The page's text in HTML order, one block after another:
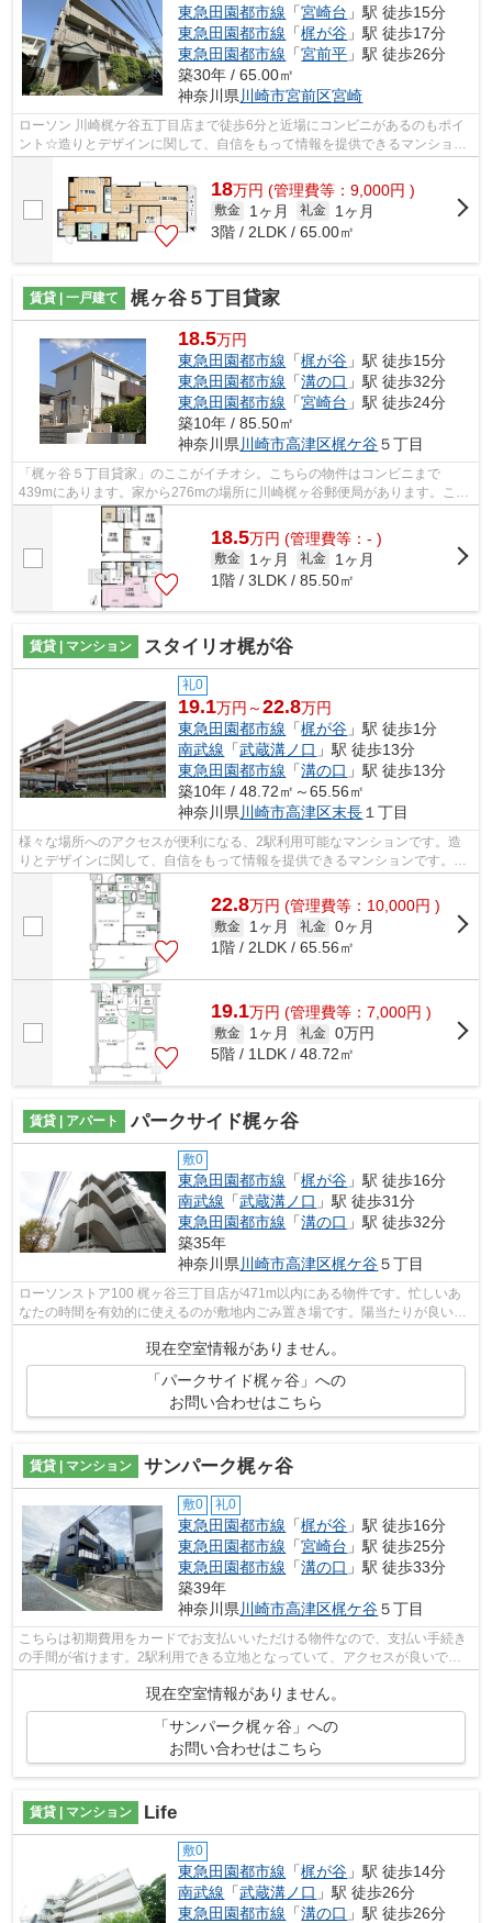
東急田園都市線 「宮崎台 」駅 徒歩15分
東急田園都市線 「梶が谷 」駅 徒歩17分
東急田園都市線 「宮前平 」駅 徒歩26分
築30年 / 65.00㎡
神奈川県川崎市宮前区宮崎
ローソン 川崎梶ケ谷五丁目店まで徒歩6分と近場にコンビニがあるのもポイ
ント☆造りとデザインに関して、自信をもって情報を提供できるマンション
18万円 (管理費等：9,000円 )
敷金 1ヶ月 礼金
1ヶ月
3階 / 2LDK / 65.00㎡
賃貸 | 一戸建て 梶ヶ谷５丁目貸家
18.5万円
東急田園都市線 「梶が谷 」駅 徒歩15分
東急田園都市線 「溝の口 」駅 徒歩32分
東急田園都市線 「宮崎台 」駅 徒歩24分
築10年 / 85.50㎡
神奈川県 川崎市高津区梶ケ谷５丁目
「梶ヶ谷５丁目貸家」のここがイチオシ。こちらの物件はコンビニまで
439mにあります。家から276mの場所に川崎梶ヶ谷郵便局があります。こち
らの物件では初期費用をカードでお支払いい...
18.5万円 (管理費等：- )
敷金 1ヶ月 礼金
1ヶ月
1階 / 3LDK / 85.50㎡
賃貸 | マンション スタイリオ梶が谷
礼0
19.1万円～22.8万円
東急田園都市線 「梶が谷 」駅 徒歩1分
南武線 「武蔵溝ノ口 」駅 徒歩13分
東急田園都市線 「溝の口 」駅 徒歩13分
築10年 / 48.72㎡～65.56㎡
神奈川県 川崎市高津区末長 １丁目
様々な場所へのアクセスが便利になる、2駅利用可能なマンションです。造
りとデザインに関して、自信をもって情報を提供できるマンションです。こ
ちらのマンションでは初期費用をカード...
22.8万円 (管理費等：10,000円 )
敷金 1ヶ月 礼金 0ヶ月
1階 / 2LDK / 65.56㎡
19.1万円 (管理費等：7,000円 )
敷金 1ヶ月 礼金 0万円
5階 / 1LDK / 48.72㎡
賃貸 | アパート パークサイド梶ヶ谷
敷0
東急田園都市線 「梶が谷 」駅 徒歩16分
南武線 「武蔵溝ノ口 」駅 徒歩31分
東急田園都市線 「溝の口 」駅 徒歩32分
築35年
神奈川県 川崎市高津区梶ケ谷５丁目
ローソンストア100 梶ヶ谷三丁目店が471m以内にある物件です。忙しいあ
なたの時間を有効的に使えるのが敷地内ごみ置き場です。陽当たりが良いの
で、冬も暖かく快適に過ごすことができ...
現在空室情報がありません。
「パークサイド梶ヶ谷」への
お問い合わせはこちら
賃貸 | マンション サンパーク梶ヶ谷
敷0 礼0
東急田園都市線 「梶が谷 」駅 徒歩16分
東急田園都市線 「宮崎台 」駅 徒歩25分
東急田園都市線 「溝の口 」駅 徒歩33分
築39年
神奈川県川崎市高津区梶ケ谷５丁目
こちらは初期費用をカードでお支払いいただける物件なので、支払い手続き
の手間が省けます。2駅利用できる立地となっていて、アクセスが良いで
現在空室情報がありません。
「サンパーク梶ヶ谷」への
お問い合わせはこちら
賃貸 | マンション Life
敷0
東急田園都市線 「梶が谷 」駅 徒歩14分
南武線 「武蔵溝ノ口 」駅 徒歩26分
東急田園都市線 「溝の口 」駅 徒歩26分